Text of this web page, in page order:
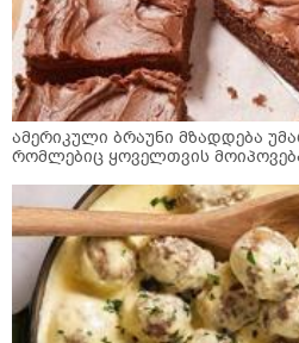
ამერიკული ბრაუნი მზადდება
რომლებიც ყოველთვის